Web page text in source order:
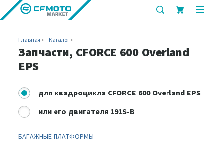
показать
поиска
Главная Каталог
Запчасти, CFORCE 600 Overland
EPS
для квадроцикла CFORCE 600 Overland EPS
или его двигателя 191S-B
БАГАЖНЫЕ ПЛАТФОРМЫ